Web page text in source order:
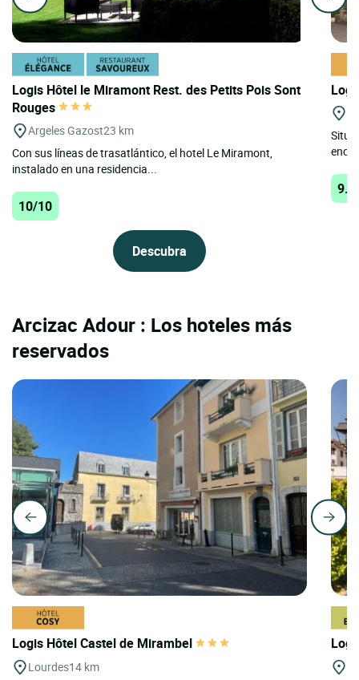
Logis Hôtel le Miramont Rest. des Petits Pois Sont
Rouges
Argeles Gazost23 km
Con sus líneas de trasatlántico, el hotel Le Miramont,
instalado en una residencia...
10/10
Descubra
Arcizac Adour : Los hoteles más
reservados
Logis Hôtel Castel de Mirambel
Lourdes14 km